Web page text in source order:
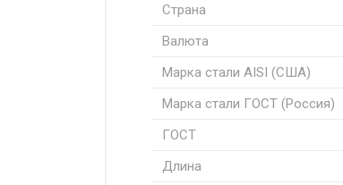
Страна
Валюта
Марка стали AISI (США)
Марка стали ГОСТ (Россия)
ГОСТ
Длина